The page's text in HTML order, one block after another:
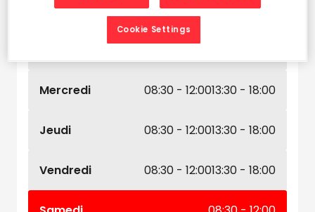
Lundi 08:30 - 12:0013:30 - 18:00
Mercredi 08:30 - 12:0013:30 - 18:00
Jeudi 08:30 - 12:0013:30 - 18:00
Vendredi 08:30 - 12:0013:30 - 18:00
Cookie Settings